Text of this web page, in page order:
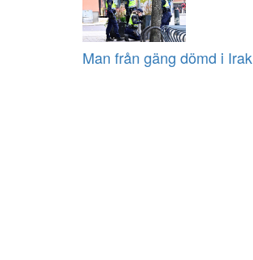
Man från gäng dömd i Irak